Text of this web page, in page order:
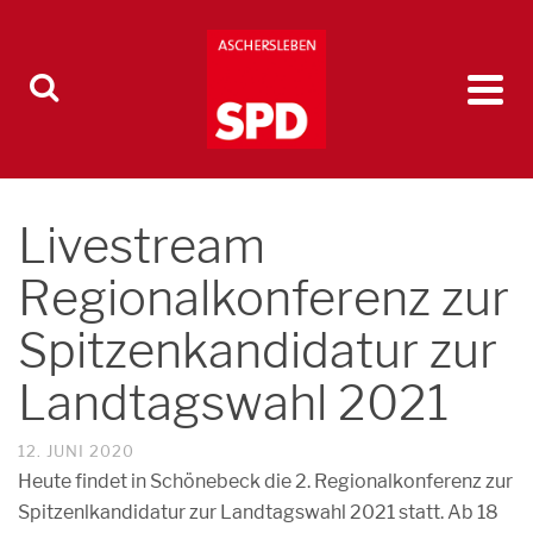
Livestream
Regionalkonferenz zur
Spitzenkandidatur zur
Landtagswahl 2021
12. JUNI 2020
Heute findet in Schönebeck die 2. Regionalkonferenz zur
Spitzenlkandidatur zur Landtagswahl 2021 statt. Ab 18